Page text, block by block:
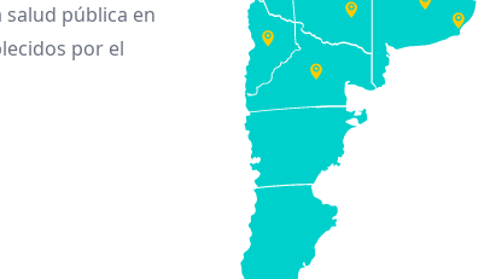
pública en
por el